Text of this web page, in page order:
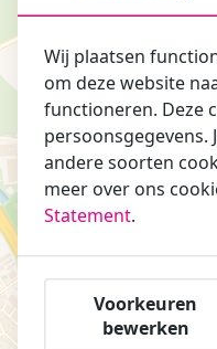
Wij plaatsen
om deze website
functioneren. Deze
persoonsgegevens.
andere soorten
meer over ons
Statement.
Voorkeuren
bewerken